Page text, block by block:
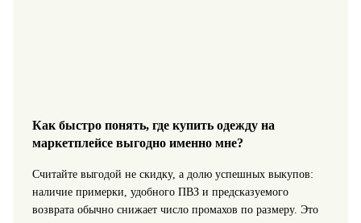
Как быстро понять, где купить одежду на
маркетплейсе выгодно именно мне?
Считайте выгодой не скидку, а долю успешных выкупов:
наличие примерки, удобного ПВЗ и предсказуемого
возврата обычно снижает число промахов по размеру. Это